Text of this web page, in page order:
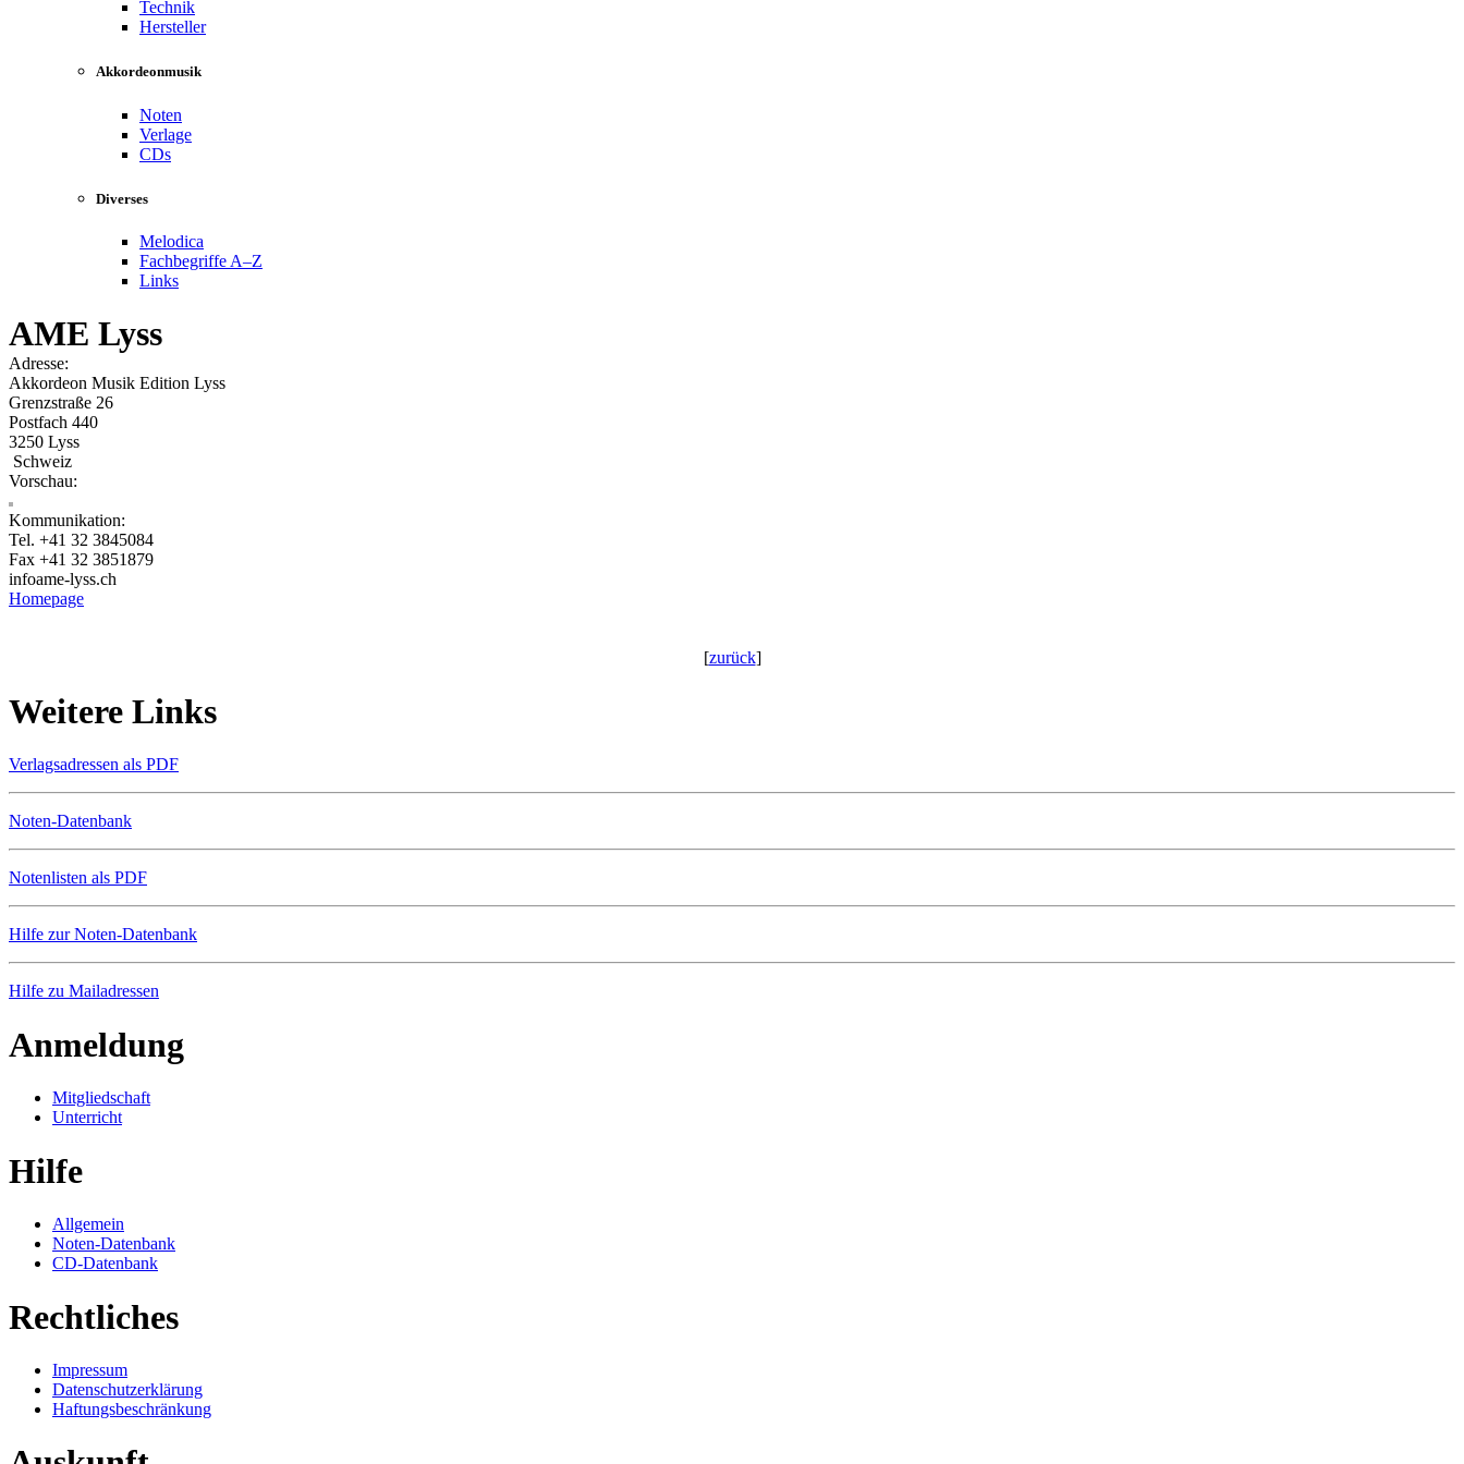
Technik
Hersteller
Akkordeonmusik
Noten
Verlage
CDs
Diverses
Melodica
Fachbegriffe A–Z
Links
AME Lyss
Adresse:
Akkordeon Musik Edition Lyss
Grenzstraße 26
Postfach 440
3250 Lyss
Schweiz
Vorschau:
Kommunikation:
Tel. +41 32 3845084
Fax +41 32 3851879
infoame-lyss.ch
Homepage
[zurück]
Weitere Links
Verlagsadressen als PDF
Noten-Datenbank
Notenlisten als PDF
Hilfe zur Noten-Datenbank
Hilfe zu Mailadressen
Anmeldung
Mitgliedschaft
Unterricht
Hilfe
Allgemein
Noten-Datenbank
CD-Datenbank
Rechtliches
Impressum
Datenschutzerklärung
Haftungsbeschränkung